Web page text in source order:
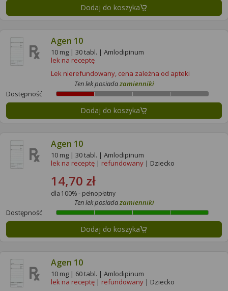
Dodaj do koszyka
Agen 10
10 mg | 30 tabl. | Amlodipinum
lek na receptę
Lek nierefundowany, cena zależna od apteki
Dostępność
Ten lek posiadazamienniki
Dodaj do koszyka
Agen 10
10 mg | 30 tabl. | Amlodipinum
lek na receptę | refundowany | Dziecko
14,70 zł
dla 100% - pełnopłatny
Dostępność
Ten lek posiadazamienniki
Dodaj do koszyka
Agen 10
10 mg | 60 tabl. | Amlodipinum
lek na receptę | refundowany | Dziecko